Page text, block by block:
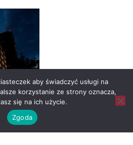
aby świadczyć usługi na
korzystanie ze strony oznacza,
się na ich użycie.
Zgoda